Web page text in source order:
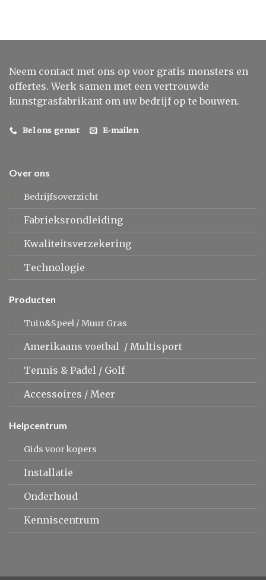
Neem contact met ons op voor gratis monsters en
offertes. Werk samen met een vertrouwde
kunstgrasfabrikant om uw bedrijf op te bouwen.
Bel ons gerust E-mailen
Over ons
Bedrijfsoverzicht
Fabrieksrondleiding
Kwaliteitsverzekering
Technologie
Producten
Tuin&Speel/ Muur Gras
Amerikaans voetbal / Multisport
Tennis & Padel / Golf
Accessoires / Meer
Helpcentrum
Gids voor kopers
Installatie
Onderhoud
Kenniscentrum